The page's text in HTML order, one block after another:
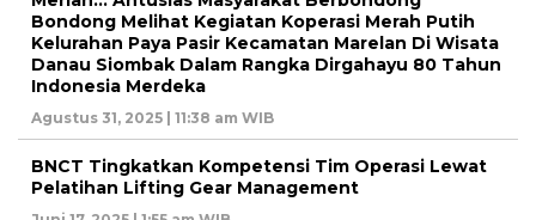
Bondong Melihat Kegiatan Koperasi Merah Putih
Kelurahan Paya Pasir Kecamatan Marelan Di Wisata
Danau Siombak Dalam Rangka Dirgahayu 80 Tahun
Indonesia Merdeka
Agustus 31, 2025 | 11:38 am WIB
BNCT Tingkatkan Kompetensi Tim Operasi Lewat
Pelatihan Lifting Gear Management